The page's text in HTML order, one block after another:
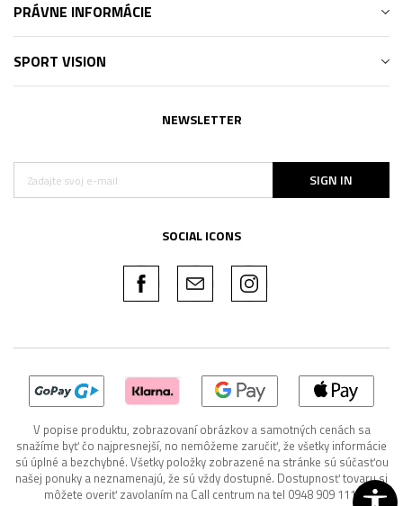
PRÁVNE INFORMÁCIE
SPORT VISION
NEWSLETTER
SIGN IN
SOCIAL ICONS
V popise produktu, zobrazovaní obrázkov a samotných cenách sa
snažíme byť čo najpresnejší, no nemôžeme zaručiť, že všetky informácie
sú úplné a bezchybné. Všetky položky zobrazené na stránke sú súčasťou
našej ponuky a neznamenajú, že sú vždy dostupné. Dostupnosť tovaru si
môžete overiť zavolaním na Call centrum na tel 0948 909 111.